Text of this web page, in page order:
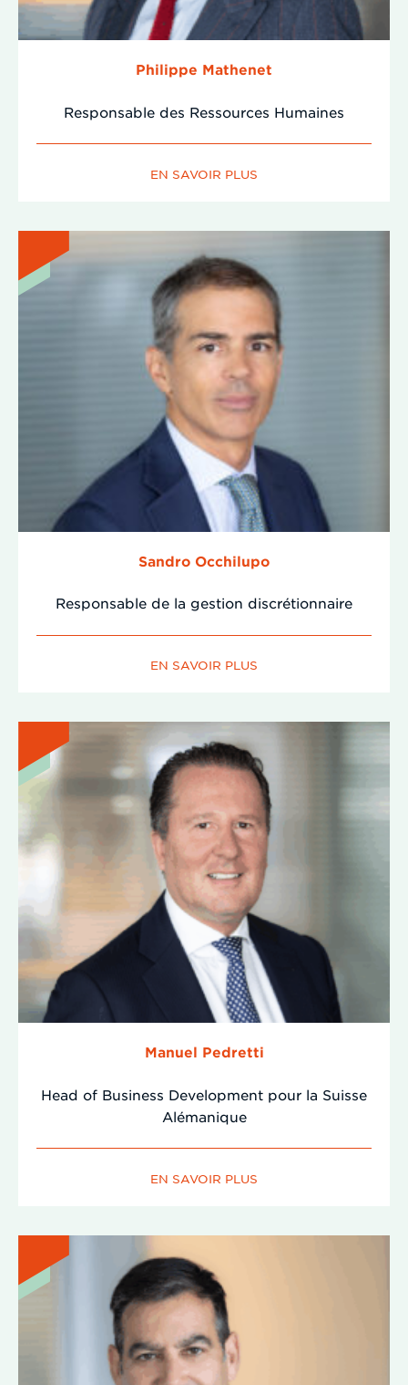
Philippe Mathenet
Responsable des Ressources Humaines
EN SAVOIR PLUS
Sandro Occhilupo
Responsable de la gestion discrétionnaire
EN SAVOIR PLUS
Manuel Pedretti
Head of Business Development pour la Suisse
Alémanique
EN SAVOIR PLUS